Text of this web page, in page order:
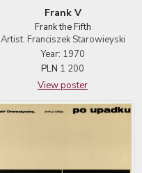
Frank V
Frank the Fifth
Artist: Franciszek Starowieyski
Year: 1970
PLN 1 200
View poster